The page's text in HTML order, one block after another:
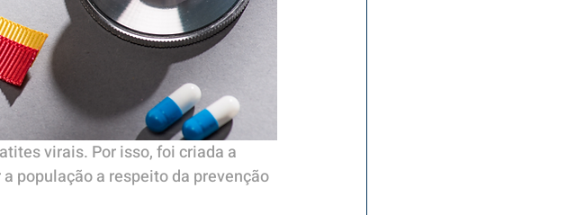
virais. Por isso, foi criada a
população a respeito da prevenção